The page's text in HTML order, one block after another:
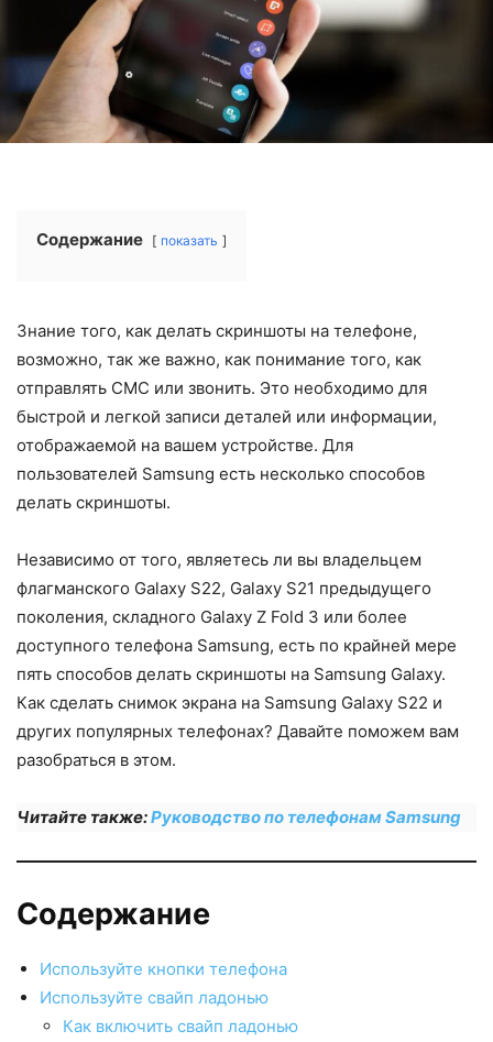
Содержание показать
Знание того, как делать скриншоты на телефоне,
возможно, так же важно, как понимание того, как
отправлять СМС или звонить. Это необходимо для
быстрой и легкой записи деталей или информации,
отображаемой на вашем устройстве. Для
пользователей Samsung есть несколько способов
делать скриншоты.
Независимо от того, являетесь ли вы владельцем
флагманского Galaxy S22, Galaxy S21 предыдущего
поколения, складного Galaxy Z Fold 3 или более
доступного телефона Samsung, есть по крайней мере
пять способов делать скриншоты на Samsung Galaxy.
Как сделать снимок экрана на Samsung Galaxy S22 и
других популярных телефонах? Давайте поможем вам
разобраться в этом.
Читайте также:Руководство по телефонам Samsung
Содержание
Используйте кнопки телефона
Используйте свайп ладонью
Как включить свайп ладонью